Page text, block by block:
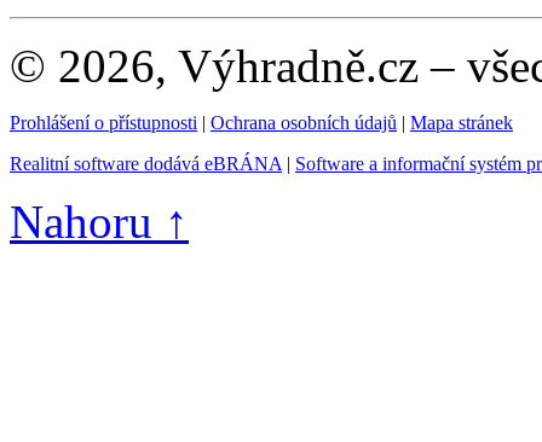
© 2026, Výhradně.cz –
Prohlášení o přístupnosti | Ochrana osobních údajů | Mapa stránek
Realitní software dodává eBRÁNA | Software a informační systém
Nahoru ↑